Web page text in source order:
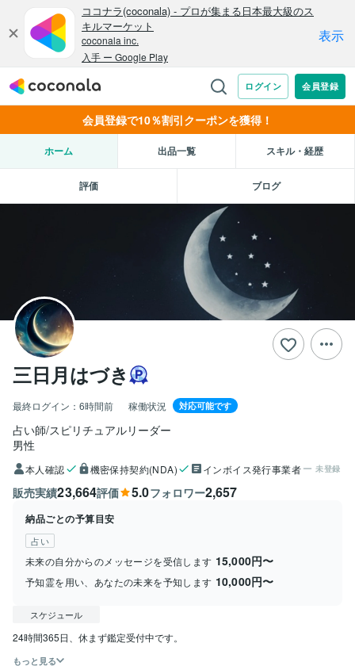
会員登録で10％割引クーポンを獲得！
ホーム 出品一覧 スキル・経歴
評価 ブログ
三日月はづき
最終ログイン： 6時間前 稼働状況 対応可能です
占い師/スピリチュアルリーダー
男性
本人確認 機密保持契約(NDA) インボイス発行事業者 未登録
販売実績23,664評価 5.0フォロワー2,657
納品ごとの予算目安
占い
未来の自分からのメッセージを受信します 15,000円〜
予知霊を用い、あなたの未来を予知します 10,000円〜
スケジュール
もっと見る